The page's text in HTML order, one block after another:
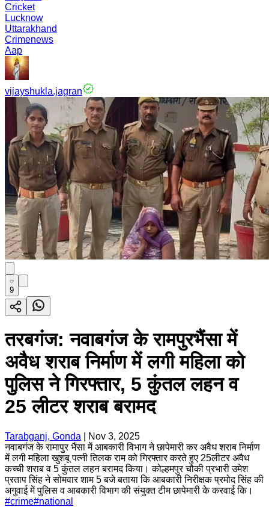
Cricket
Lucknow
Uttarakhand
Crimenews
Aap
vijayshukla.jagran
9
तरबगंज: नवाबगंज के रामपुरभैंसा में
अवैध शराब निर्माण में लगी महिला को
पुलिस ने गिरफ्तार, 5 कुंतल लहन व
25 लीटर शराब बरामद
Tarabganj, Gonda
Nov 3, 2025
नवाबगंज के रामापुर भैंसा में आबकारी विभाग ने छापेमारी कर अवैध शराब निर्माण
में लगी महिला खुशबू पत्नी तिलक राम को गिरफ्तार करते हुए 25लीटर अवैध
कच्ची शराब व 5 कुंतल लहन बरामद किया। कोल्हमपुर चौकी प्रभारी उमेश
प्रताप सिंह ने सोमवार शाम 5 बजे बताया कि आबकारी निरीक्षक प्रमोद सिंह की
अगुवाई में पुलिस व आबकारी विभाग की संयुक्त टीम छापेमारी के करवाई कि।
#crime#national